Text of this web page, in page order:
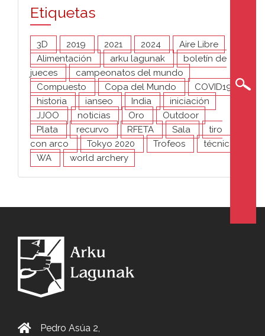
Etiquetas
3D 2019 2021 2024
Aire Libre
Alimentación
arku lagunak
boletín de
jueces
campeonatos del mundo
Compuesto
Copa del Mundo
COVID19
historia
ianseo India
iniciación
JJOO
noticias Oro
Outdoor
Plata
recurvo RFETA Sala
tiro
con arco
Tokyo 2020 Trofeos
técnica
WA
world archery
Pedro Asúa 2,